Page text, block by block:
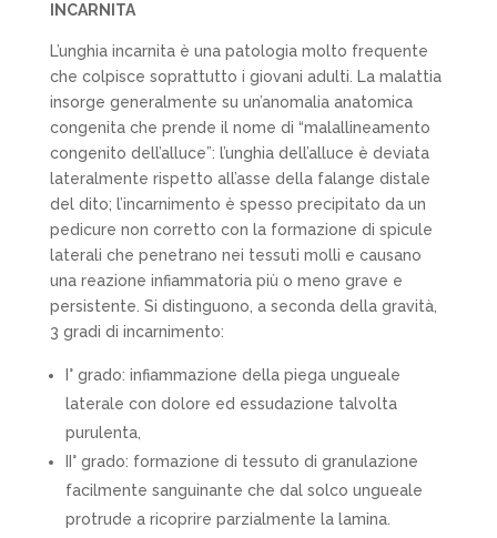
INCARNITA
L’unghia incarnita è una patologia molto frequente
che colpisce soprattutto i giovani adulti. La malattia
insorge generalmente su un’anomalia anatomica
congenita che prende il nome di “malallineamento
congenito dell’alluce”: l’unghia dell’alluce è deviata
lateralmente rispetto all’asse della falange distale
del dito; l’incarnimento è spesso precipitato da un
pedicure non corretto con la formazione di spicule
laterali che penetrano nei tessuti molli e causano
una reazione infiammatoria più o meno grave e
persistente. Si distinguono, a seconda della gravità,
3 gradi di incarnimento:
I° grado: infiammazione della piega ungueale
laterale con dolore ed essudazione talvolta
purulenta,
II° grado: formazione di tessuto di granulazione
facilmente sanguinante che dal solco ungueale
protrude a ricoprire parzialmente la lamina.